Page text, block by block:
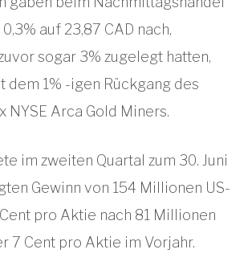
auf 23,87 CAD nach,
sogar 3% zugelegt hatten,
dem 1% -igen Rückgang des
NYSE Arca Gold Miners.
im zweiten Quartal zum 30. Juni
Gewinn von 154 Millionen US-
pro Aktie nach 81 Millionen
7 Cent pro Aktie im Vorjahr.